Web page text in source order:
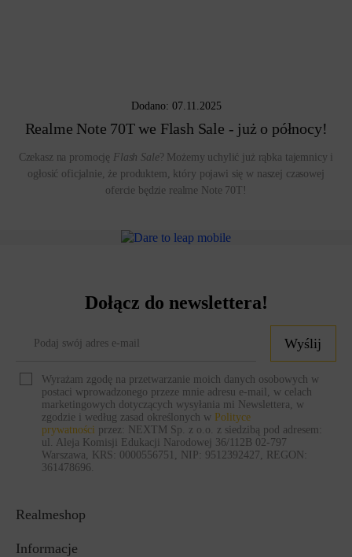
Dodano: 07.11.2025
Realme Note 70T we Flash Sale - już o północy!
Czekasz na promocję Flash Sale? Możemy uchylić już rąbka tajemnicy i
ogłosić oficjalnie, że produktem, który pojawi się w naszej czasowej
ofercie będzie realme Note 70T!
Make it real
Realmeshop
Informacje
Dołącz do newslettera!
Wyślij
Wyrażam zgodę na przetwarzanie moich danych osobowych w
postaci wprowadzonego przeze mnie adresu e-mail, w celach
marketingowych dotyczących wysyłania mi Newslettera, w
zgodzie i według zasad określonych w Polityce
prywatności przez: NEXTM Sp. z o.o. z siedzibą pod adresem:
ul. Aleja Komisji Edukacji Narodowej 36/112B 02-797
Warszawa, KRS: 0000556751, NIP: 9512392427, REGON:
361478696.